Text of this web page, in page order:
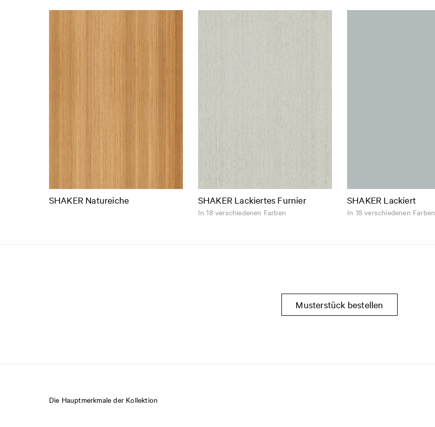
SHAKER Natureiche SHAKER Lackiertes Furnier
In 18 verschiedenen Farben
SHAKER Lackiert
In 18 verschiedenen Farben
Musterstück bestellen
Die Hauptmerkmale der Kollektion